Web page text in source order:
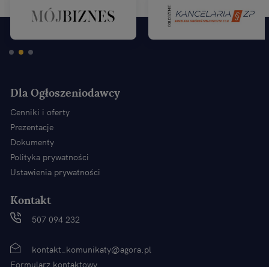
Dla Ogłoszeniodawcy
Cenniki i oferty
Prezentacje
Dokumenty
Polityka prywatności
Ustawienia prywatności
Kontakt
507 094 232
kontakt_komunikaty@agora.pl
Formularz kontaktowy